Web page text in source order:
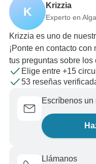
K Krizzia
Experto en
Krizzia es uno de
¡Ponte en contacto
tus preguntas sobre los
Elige entre +15
53 reseñas
Escríbenos un
Llámanos